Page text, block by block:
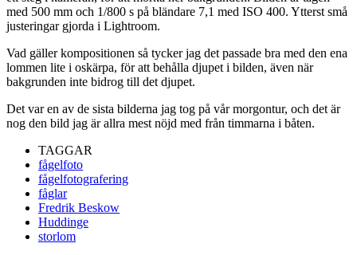
med 500 mm och 1/800 s på bländare 7,1 med ISO 400. Ytterst små
justeringar gjorda i Lightroom.
Vad gäller kompositionen så tycker jag det passade bra med den ena
lommen lite i oskärpa, för att behålla djupet i bilden, även när
bakgrunden inte bidrog till det djupet.
Det var en av de sista bilderna jag tog på vår morgontur, och det är
nog den bild jag är allra mest nöjd med från timmarna i båten.
TAGGAR
fågelfoto
fågelfotografering
fåglar
Fredrik Beskow
Huddinge
storlom